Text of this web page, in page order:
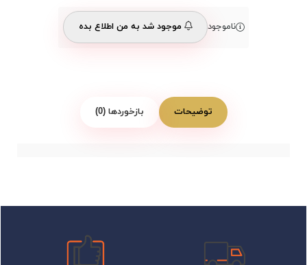
ناموجود موجود شد به من اطلاع بده
توضیحات بازخوردها (0)